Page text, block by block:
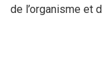
de l’organisme et